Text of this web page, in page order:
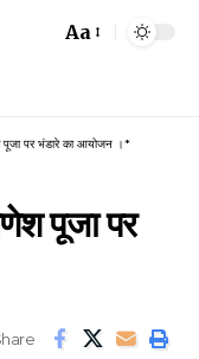
Font
Aa
पर भंडारे का आयोजन ।*
पूजा पर